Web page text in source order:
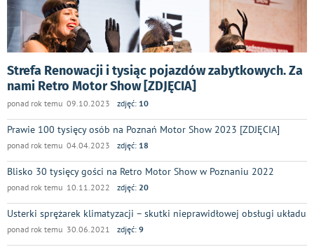
Strefa Renowacji i tysiąc pojazdów zabytkowych. Za
nami Retro Motor Show [ZDJĘCIA]
ponad rok temu 09.10.2023 zdjęć: 10
Prawie 100 tysięcy osób na Poznań Motor Show 2023 [ZDJĘCIA]
ponad rok temu 04.04.2023 zdjęć: 18
Blisko 30 tysięcy gości na Retro Motor Show w Poznaniu 2022
ponad rok temu 10.11.2022 zdjęć: 20
Usterki sprężarek klimatyzacji – skutki nieprawidłowej obsługi układu
ponad rok temu 30.06.2021 zdjęć: 9